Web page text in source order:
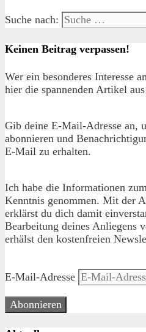
Suche nach:
Keinen Beitrag verpassen!
Wer ein besonderes Interesse
hier die spannenden Artikel
Gib deine E-Mail-Adresse an,
abonnieren und
E-Mail zu erhalten.
Ich habe die Informationen zum
Kenntnis genommen. Mit der
erklärst du dich damit
Bearbeitung deines Anliegens
erhälst den kostenfreien
E-Mail-Adresse
Abonnieren